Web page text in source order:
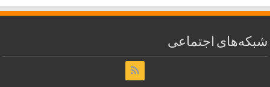
شبکه‌های اجتماعی